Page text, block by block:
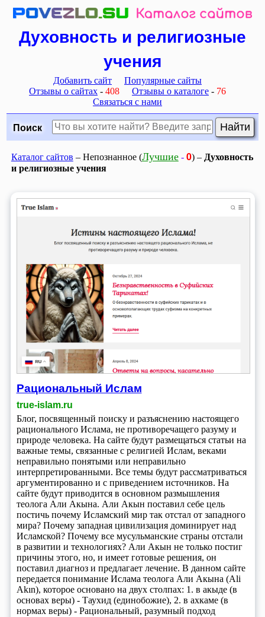
Духовность и религиозные
учения
Добавить сайт
Популярные сайты
Отзывы о сайтах - 408 Отзывы о каталоге - 76
Связаться с нами
Поиск
Каталог сайтов – Непознанное (Лучшие - 0) – Духовность
и религиозные учения
Рациональный Ислам
true-islam.ru
Блог, посвященный поиску и разъяснению настоящего
рационального Ислама, не противоречащего разуму и
природе человека. На сайте будут размещаться статьи на
важные темы, связанные с религией Ислам, веками
неправильно понятыми или неправильно
интерпретированными. Все темы будут рассматриваться
аргументированно и с приведением источников. На
сайте будут приводится в основном размышления
теолога Али Акына. Али Акын поставил себе цель
постичь почему Исламский мир так отстал от западного
мира? Почему западная цивилизация доминирует над
Исламской? Почему все мусульманские страны отстали
в развитии и технологиях? Али Акын не только постиг
причины этого, но, и имеет готовые решения, он
поставил диагноз и предлагает лечение. В данном сайте
передается понимание Ислама теолога Али Акына (Ali
Akın), которое основано на двух столпах: 1. в акыде (в
основах веры) - Таухид (единобожие), 2. в ахкаме (в
нормах веры) - Рациональный, разумный подход